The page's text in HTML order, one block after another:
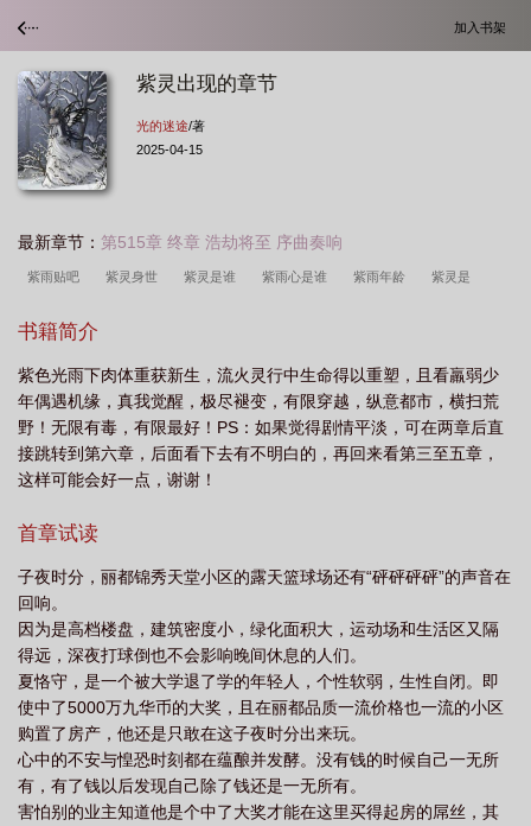
加入书架
紫灵出现的章节
光的迷途/著
2025-04-15
最新章节： 第515章 终章 浩劫将至 序曲奏响
紫雨贴吧 紫灵身世 紫灵是谁 紫雨心是谁 紫雨年龄 紫灵是
度百科 紫雨carol百科
子 紫雨是谁 紫雨carol
书籍简介
紫色光雨下肉体重获新生，流火灵行中生命得以重塑，且看羸弱少
年偶遇机缘，真我觉醒，极尽褪变，有限穿越，纵意都市，横扫荒
野！无限有毒，有限最好！PS：如果觉得剧情平淡，可在两章后直
接跳转到第六章，后面看下去有不明白的，再回来看第三至五章，
这样可能会好一点，谢谢！
首章试读
子夜时分，丽都锦秀天堂小区的露天篮球场还有“砰砰砰砰”的声音在
回响。
因为是高档楼盘，建筑密度小，绿化面积大，运动场和生活区又隔
得远，深夜打球倒也不会影响晚间休息的人们。
夏恪守，是一个被大学退了学的年轻人，个性软弱，生性自闭。即
使中了5000万九华币的大奖，且在丽都品质一流价格也一流的小区
购置了房产，他还是只敢在这子夜时分出来玩。
心中的不安与惶恐时刻都在蕴酿并发酵。没有钱的时候自己一无所
有，有了钱以后发现自己除了钱还是一无所有。
害怕别的业主知道他是个中了大奖才能在这里买得起房的屌丝，其